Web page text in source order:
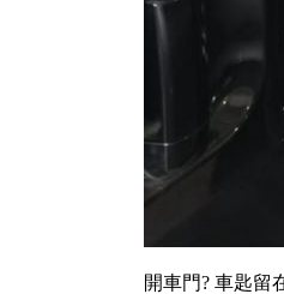
開車門? 車匙留